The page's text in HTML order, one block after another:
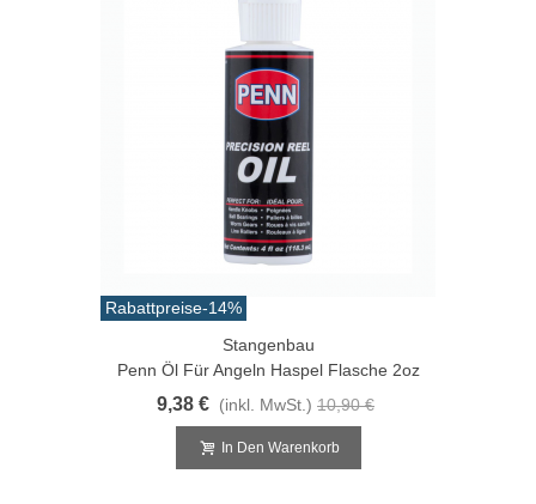
Rabattpreise-14%
Stangenbau
Penn Öl Für Angeln Haspel Flasche 2oz
9,38 € (inkl. MwSt.) 10,90 €
In Den Warenkorb